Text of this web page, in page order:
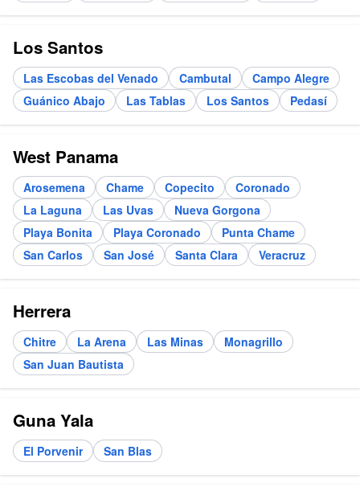
Los Santos
Las Escobas del Venado Cambutal
Campo Alegre
Guánico Abajo
Las Tablas Los Santos Pedasí
West Panama
Arosemena Chame Copecito
Coronado
La Laguna
Las Uvas
Nueva Gorgona
Playa Bonita
Playa Coronado
Punta Chame
San Carlos
San José Santa Clara Veracruz
Herrera
Chitre La Arena Las Minas
Monagrillo
San Juan Bautista
Guna Yala
El Porvenir San Blas